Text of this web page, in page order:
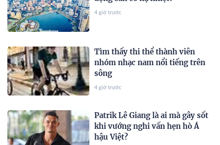
4 giờ trước
Tìm thấy thi thể thành viên
nhóm nhạc nam nổi tiếng trên
sông
4 giờ trước
Patrik Lê Giang là ai mà gây sốt
khi vướng nghi vấn hẹn hò Á
hậu Việt?